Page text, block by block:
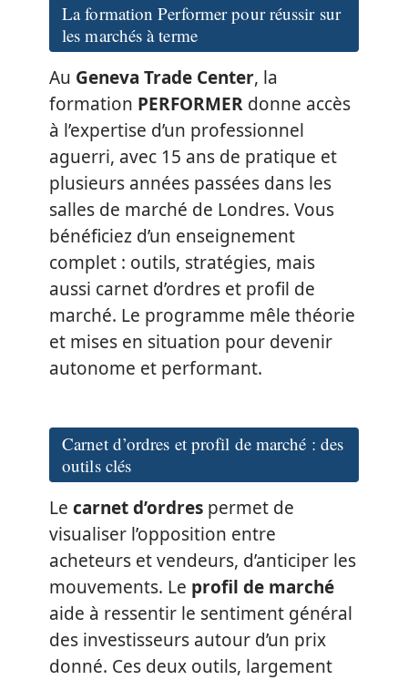
La formation Performer pour réussir sur
les marchés à terme
Au Geneva Trade Center, la
formation PERFORMER donne accès
à l’expertise d’un professionnel
aguerri, avec 15 ans de pratique et
plusieurs années passées dans les
salles de marché de Londres. Vous
bénéficiez d’un enseignement
complet : outils, stratégies, mais
aussi carnet d’ordres et profil de
marché. Le programme mêle théorie
et mises en situation pour devenir
autonome et performant.
Carnet d’ordres et profil de marché : des
outils clés
Le carnet d’ordres permet de
visualiser l’opposition entre
acheteurs et vendeurs, d’anticiper les
mouvements. Le profil de marché
aide à ressentir le sentiment général
des investisseurs autour d’un prix
donné. Ces deux outils, largement